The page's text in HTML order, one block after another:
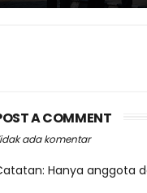
A COMMENT
ada komentar
Hanya anggota